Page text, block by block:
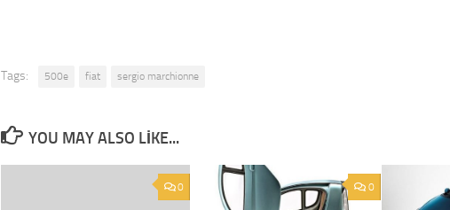
Tags: 500e fiat sergio marchionne
YOU MAY ALSO LIKE...
0 0